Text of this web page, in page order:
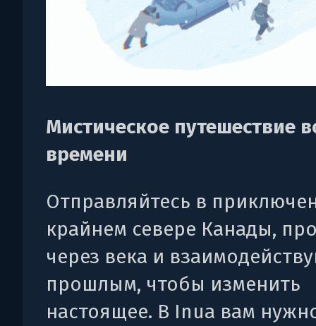
Мистическое путешествие
времени
Отправляйтесь в
крайнем севере Канады,
через века и
прошлым, чтобы изменить
настоящее. В Inua вам